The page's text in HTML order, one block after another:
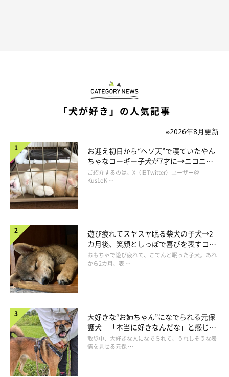
「犬が好き」の人気記事
※2026年8月更新
お迎え初日から“ヘソ天”で寝ていたやん
ちゃなコーギー子犬が7才に→ニコニ
コ“コーギースマイル”が魅力のコに成
長！
ご紹介するのは、X（旧Twitter）ユーザー＠
Kus1oK …
遊び疲れてスヤスヤ眠る柴犬の子犬→2
カ月後、笑顔としっぽで喜びを表すコに
成長！
おもちゃで遊び疲れて、こてんと眠った子犬。あれ
から2カ月、表 …
大好きな“お姉ちゃん”になでられる元保
護犬 「本当に好きなんだな」と感じる
表情にほっこり
散歩中、大好きな人になでられて、うれしそうな表
情を見せる元保 …